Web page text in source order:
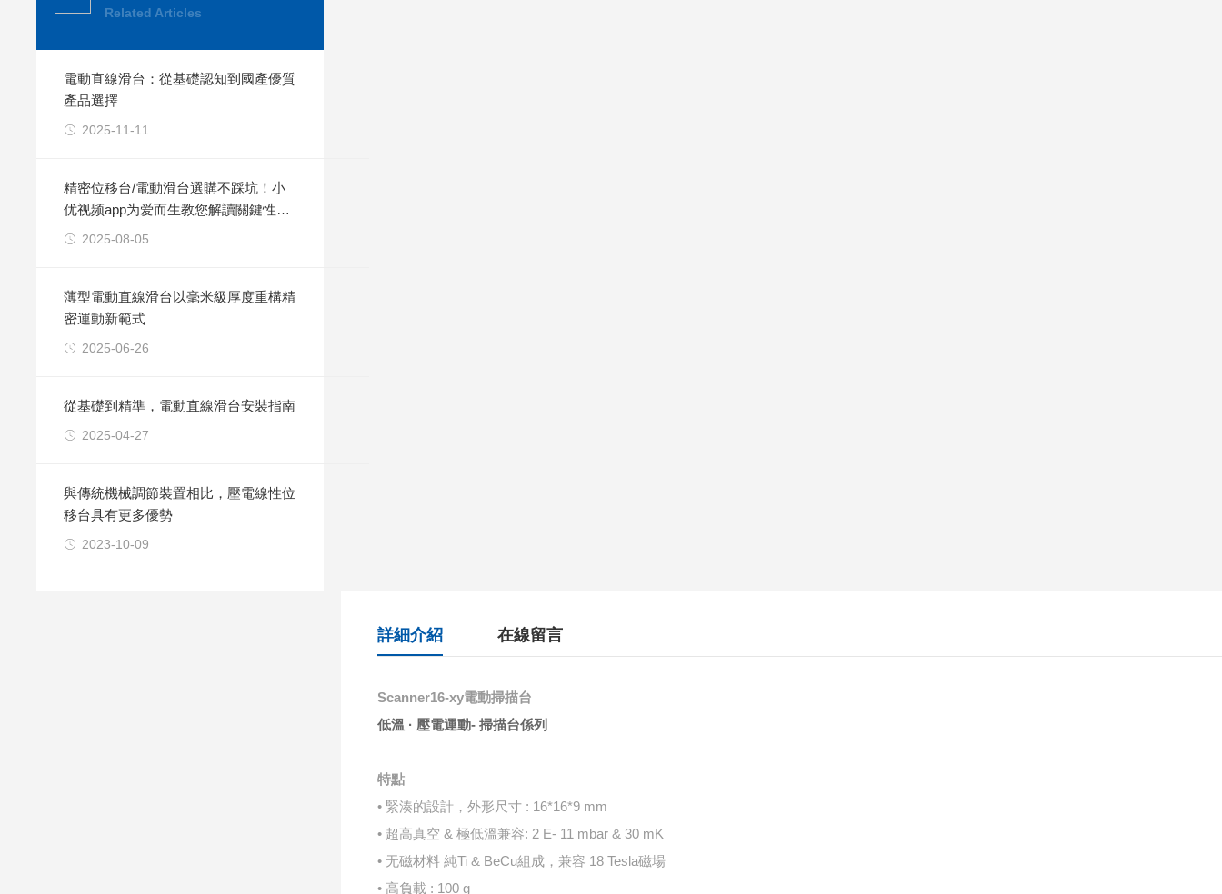
Related Articles
電動直線滑台：從基礎認知到國產優質
產品選擇
2025-11-11
精密位移台/電動滑台選購不踩坑！小
优视频app为爱而生教您解讀關鍵性能
指標2025-08-05
薄型電動直線滑台以毫米級厚度重構精
密運動新範式
2025-06-26
從基礎到精準，電動直線滑台安裝指南
2025-04-27
與傳統機械調節裝置相比，壓電線性位
移台具有更多優勢
2023-10-09
詳細介紹 在線留言
Scanner16-xy電動掃描台
低溫 · 壓電運動- 掃描台係列
特點
• 緊湊的設計，外形尺⼨ : 16*16*9 mm
• 超⾼真空 & 極低溫兼容: 2 E- 11 mbar & 30 mK
• ⽆磁材料 純Ti & BeCu組成，兼容 18 Tesla磁場
• ⾼負載 : 100 g